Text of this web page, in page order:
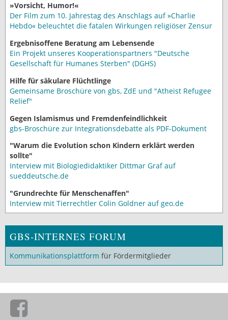
»Vorsicht, Humor!«
Der Film zum 10. Jahrestag des Anschlags auf »Charlie
Hebdo« beleuchtet die fatalen Wirkungen religiöser Zensur
Ergebnisoffene Beratung am Lebensende
Ein Projekt unseres Kooperationspartners "Deutsche
Gesellschaft für Humanes Sterben" (DGHS)
Hilfe für säkulare Flüchtlinge
Gemeinsame Broschüre von gbs, ZdE und "Atheist Refugee
Relief"
Gegen Islamismus und Fremdenfeindlichkeit
gbs-Broschüre zur Integrationsdebatte als PDF-Dokument
"Warum die Evolution schon Kindern erklärt werden
sollte"
Interview mit Biologiedidaktiker Dittmar Graf auf
sueddeutsche.de
"Grundrechte für Menschenaffen"
Interview mit Tierrechtler Colin Goldner auf geo.de
GBS-INTERNES FORUM
Kommunikationsplattform für Fördermitglieder